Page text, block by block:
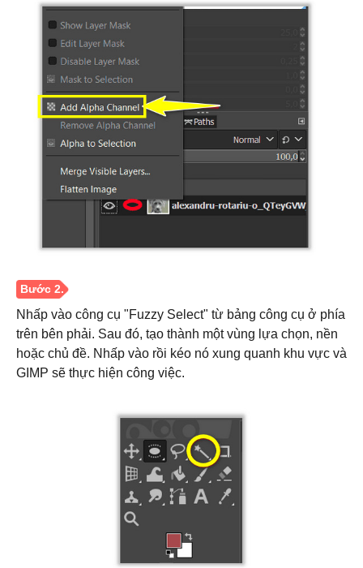
Bước 1.
Nhấp vào công cụ "Fuzzy Select" từ bảng công cụ ở phía
trên bên phải. Sau đó, tạo thành một vùng lựa chọn, nền
hoặc chủ đề. Nhấp vào rồi kéo nó xung quanh khu vực và
GIMP sẽ thực hiện công việc.